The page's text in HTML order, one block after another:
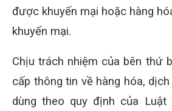
được khuyến mại hoặc hàng
khuyến mại.
Chịu trách nhiệm của bên thứ
cấp thông tin về hàng hóa,
dùng theo quy định của Luật